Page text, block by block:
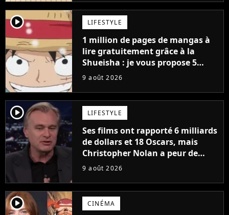
player2 LIFESTYLE
1 million de pages de mangas à
lire gratuitement grâce à la
Shueisha : je vous propose 5
mangas jamais sortis en France
9 août 2026
player2 LIFESTYLE
Ses films ont rapporté 6 milliards
de dollars et 18 Oscars, mais
Christopher Nolan a peur de
tourner un genre de films très
9 août 2026
player2 CINÉMA